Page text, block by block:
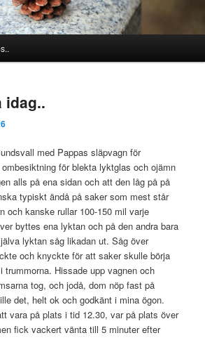
idag..
med Pappas släpvagn för
för blekta lyktglas och ojämn
alls på ena sidan och att den låg på på
typiskt ändå på saker som mest står
och kanske rullar 100-150 mil varje
byttes ena lyktan och på den andra bara
lyktan såg likadan ut. Såg över
och knyckte för att saker skulle börja
trummorna. Hissade upp vagnen och
tog, och jodå, dom nöp fast på
det, helt ok och godkänt i mina ögon.
vara på plats i tid 12.30, var på plats över
fick vackert vänta till 5 minuter efter